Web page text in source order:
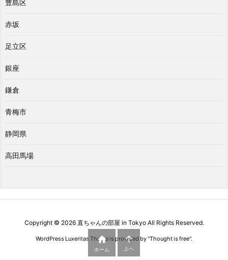
豊島区
赤坂
足立区
銀座
鎌倉
青梅市
静岡県
高田馬場
Copyright © 2026 直ちゃんの部屋 in TokyoAll Rights Reserved.
WordPress Luxeritas Theme is provided by "Thought is free".

ホーム

上へ